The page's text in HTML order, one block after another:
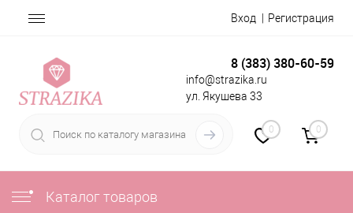
Вход Регистрация
8 (383) 380-60-59
info@strazika.ru
ул. Якушева 33
0 0
Каталог товаров